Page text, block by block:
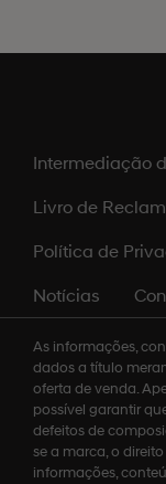
Notícias
Política de
Livro de
Intermediação
As informações,
dados a título
oferta de venda.
possível garantir
defeitos de
se a marca, o
informações,